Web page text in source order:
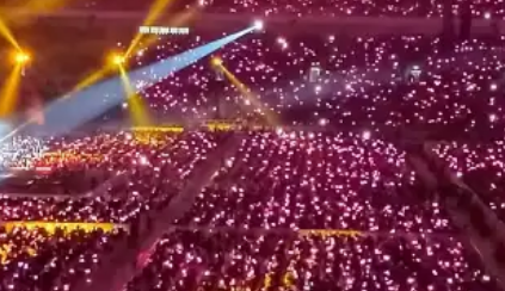
Tentang kami
Karir